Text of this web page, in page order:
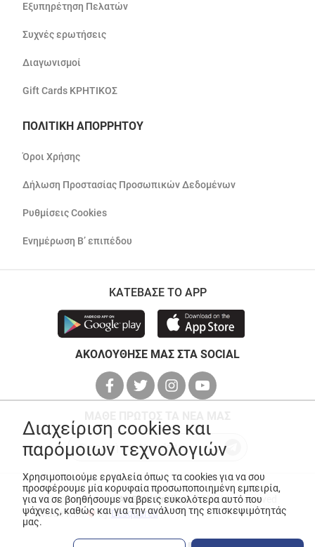
Εξυπηρέτηση Πελατών
Συχνές ερωτήσεις
Διαγωνισμοί
Gift Cards ΚΡΗΤΙΚΟΣ
ΠΟΛΙΤΙΚΗ ΑΠΟΡΡΗΤΟΥ
Όροι Χρήσης
Δήλωση Προστασίας Προσωπικών Δεδομένων
Ρυθμίσεις Cookies
Ενημέρωση Β’ επιπέδου
ΚΑΤΕΒΑΣΕ ΤΟ APP
ΑΚΟΛΟΥΘΗΣΕ ΜΑΣ ΣΤΑ SOCIAL
© Copyright 2026ANEDIK Kritikos. All Rights Reserved
Made with
byDesquared
Διαχείριση cookies και
παρόμοιων τεχνολογιών
Χρησιμοποιούμε εργαλεία όπως τα cookies για να σου
προσφέρουμε μία κορυφαία προσωποποιημένη εμπειρία,
για να σε βοηθήσουμε να βρεις ευκολότερα αυτό που
ψάχνεις, καθώς και για την ανάλυση της επισκεψιμότητάς
μας.